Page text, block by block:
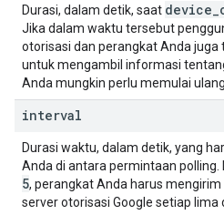
Durasi, dalam detik, saat device
Jika dalam waktu tersebut
otorisasi dan perangkat Anda juga
untuk mengambil informasi
Anda mungkin perlu memulai
interval
Durasi waktu, dalam detik, yang
Anda di antara permintaan polling.
5, perangkat Anda harus
server otorisasi Google setiap lima